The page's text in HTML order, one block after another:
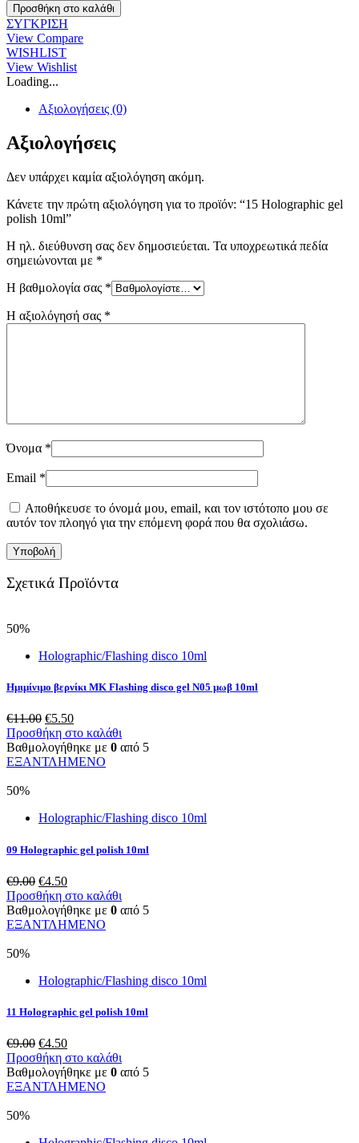
Holographic
gel
polish
10ml
ποσότητα
Προσθήκη στο καλάθι
ΣΥΓΚΡΙΣΗ
View Compare
WISHLIST
View Wishlist
Loading...
Αξιολογήσεις (0)
Αξιολογήσεις
Δεν υπάρχει καμία αξιολόγηση ακόμη.
Κάνετε την πρώτη αξιολόγηση για το προϊόν: “15 Holographic gel
polish 10ml”
Η ηλ. διεύθυνση σας δεν δημοσιεύεται. Τα υποχρεωτικά πεδία
σημειώνονται με *
Η βαθμολογία σας *
Η αξιολόγησή σας *
Όνομα *
Email *
Αποθήκευσε το όνομά μου, email, και τον ιστότοπο μου σε
αυτόν τον πλοηγό για την επόμενη φορά που θα σχολιάσω.
Σχετικά Προϊόντα
50%
Holographic/Flashing disco 10ml
Ημιμίνιμο βερνίκι MK Flashing disco gel N05 μωβ 10ml
€11.00 Original
price
was:
€11.00.
€5.50Η
τρέχουσα
τιμή
είναι:
Προσθήκη στο καλάθι
Βαθμολογήθηκε με 0 από 5
ΕΞΑΝΤΛΗΜΕΝΟ
50%
Holographic/Flashing disco 10ml
09 Holographic gel polish 10ml
€9.00 Original
price
was:
€9.00.
€4.50Η
τρέχουσα
τιμή
είναι:
Προσθήκη στο καλάθι
Βαθμολογήθηκε με 0 από 5
ΕΞΑΝΤΛΗΜΕΝΟ
50%
Holographic/Flashing disco 10ml
11 Holographic gel polish 10ml
€9.00 Original
price
was:
€9.00.
€4.50Η
τρέχουσα
τιμή
είναι:
Προσθήκη στο καλάθι
Βαθμολογήθηκε με 0 από 5
ΕΞΑΝΤΛΗΜΕΝΟ
50%